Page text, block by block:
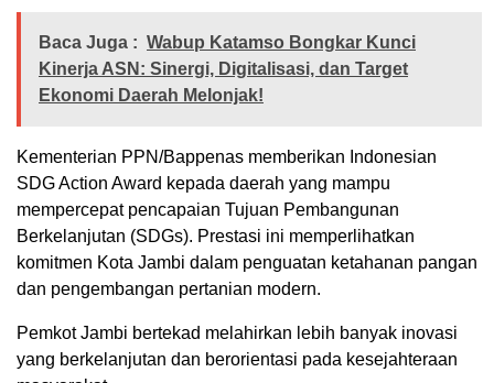
Baca Juga : Wabup Katamso Bongkar Kunci
Kinerja ASN: Sinergi, Digitalisasi, dan Target
Ekonomi Daerah Melonjak!
Kementerian PPN/Bappenas memberikan Indonesian
SDG Action Award kepada daerah yang mampu
mempercepat pencapaian Tujuan Pembangunan
Berkelanjutan (SDGs). Prestasi ini memperlihatkan
komitmen Kota Jambi dalam penguatan ketahanan pangan
dan pengembangan pertanian modern.
Pemkot Jambi bertekad melahirkan lebih banyak inovasi
yang berkelanjutan dan berorientasi pada kesejahteraan